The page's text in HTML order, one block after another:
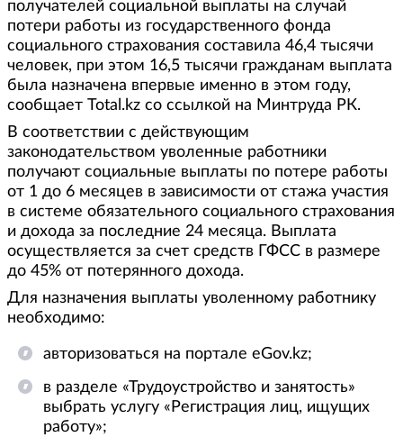
получателей социальной выплаты на случай
потери работы из государственного фонда
социального страхования составила 46,4 тысячи
человек, при этом 16,5 тысячи гражданам выплата
была назначена впервые именно в этом году,
сообщает Total.kz со ссылкой на Минтруда РК.
В соответствии с действующим
законодательством уволенные работники
получают социальные выплаты по потере работы
от 1 до 6 месяцев в зависимости от стажа участия
в системе обязательного социального страхования
и дохода за последние 24 месяца. Выплата
осуществляется за счет средств ГФСС в размере
до 45% от потерянного дохода.
Для назначения выплаты уволенному работнику
необходимо:
авторизоваться на портале eGov.kz;
в разделе «Трудоустройство и занятость»
выбрать услугу «Регистрация лиц, ищущих
работу»;